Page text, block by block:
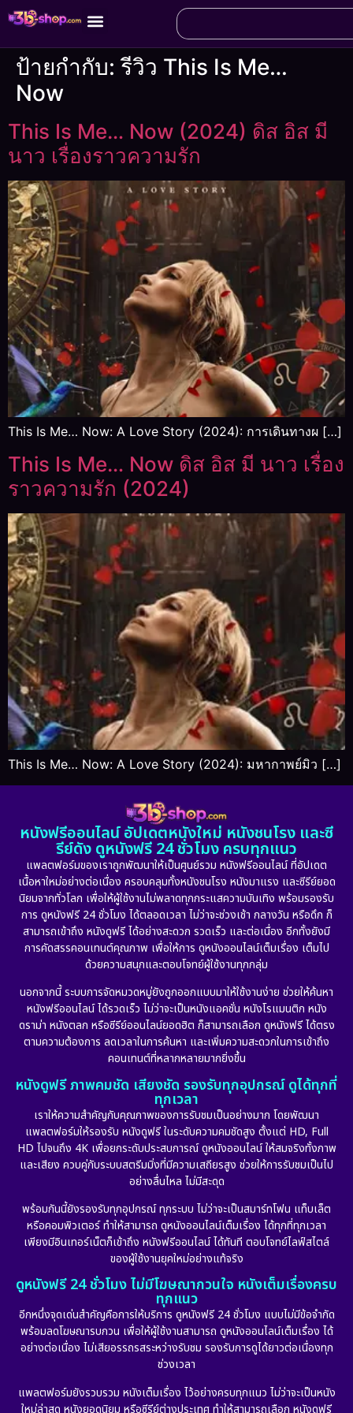
ป้ายกำกับ:รีวิว This Is Me…
Now
This Is Me… Now (2024) ดิส อิส มี
นาว เรื่องราวความรัก
This Is Me… Now: A Love Story (2024): การเดินทางผ […]
This Is Me… Now ดิส อิส มี นาว เรื่อง
ราวความรัก (2024)
This Is Me… Now: A Love Story (2024): มหากาพย์มิว […]
หนังฟรีออนไลน์ อัปเดตหนังใหม่ หนังชนโรง และซี
รีย์ดัง ดูหนังฟรี 24 ชั่วโมง ครบทุกแนว
แพลตฟอร์มของเราถูกพัฒนาให้เป็นศูนย์รวม หนังฟรีออนไลน์ ที่อัปเดต
เนื้อหาใหม่อย่างต่อเนื่อง ครอบคลุมทั้งหนังชนโรง หนังมาแรง และซีรีย์ยอด
นิยมจากทั่วโลก เพื่อให้ผู้ใช้งานไม่พลาดทุกกระแสความบันเทิง พร้อมรองรับ
การ ดูหนังฟรี 24 ชั่วโมง ได้ตลอดเวลา ไม่ว่าจะช่วงเช้า กลางวัน หรือดึก ก็
สามารถเข้าถึง หนังดูฟรี ได้อย่างสะดวก รวดเร็ว และต่อเนื่อง อีกทั้งยังมี
การคัดสรรคอนเทนต์คุณภาพ เพื่อให้การ ดูหนังออนไลน์เต็มเรื่อง เต็มไป
ด้วยความสนุกและตอบโจทย์ผู้ใช้งานทุกกลุ่ม
นอกจากนี้ ระบบการจัดหมวดหมู่ยังถูกออกแบบมาให้ใช้งานง่าย ช่วยให้ค้นหา
หนังฟรีออนไลน์ ได้รวดเร็ว ไม่ว่าจะเป็นหนังแอคชั่น หนังโรแมนติก หนัง
ดราม่า หนังตลก หรือซีรีย์ออนไลน์ยอดฮิต ก็สามารถเลือก ดูหนังฟรี ได้ตรง
ตามความต้องการ ลดเวลาในการค้นหา และเพิ่มความสะดวกในการเข้าถึง
คอนเทนต์ที่หลากหลายมากยิ่งขึ้น
หนังดูฟรี ภาพคมชัด เสียงชัด รองรับทุกอุปกรณ์ ดูได้ทุกที่
ทุกเวลา
เราให้ความสำคัญกับคุณภาพของการรับชมเป็นอย่างมาก โดยพัฒนา
แพลตฟอร์มให้รองรับ หนังดูฟรี ในระดับความคมชัดสูง ตั้งแต่ HD, Full
HD ไปจนถึง 4K เพื่อยกระดับประสบการณ์ ดูหนังออนไลน์ ให้สมจริงทั้งภาพ
และเสียง ควบคู่กับระบบสตรีมมิ่งที่มีความเสถียรสูง ช่วยให้การรับชมเป็นไป
อย่างลื่นไหล ไม่มีสะดุด
พร้อมกันนี้ยังรองรับทุกอุปกรณ์ ทุกระบบ ไม่ว่าจะเป็นสมาร์ทโฟน แท็บเล็ต
หรือคอมพิวเตอร์ ทำให้สามารถ ดูหนังออนไลน์เต็มเรื่อง ได้ทุกที่ทุกเวลา
เพียงมีอินเทอร์เน็ตก็เข้าถึง หนังฟรีออนไลน์ ได้ทันที ตอบโจทย์ไลฟ์สไตล์
ของผู้ใช้งานยุคใหม่อย่างแท้จริง
ดูหนังฟรี 24 ชั่วโมง ไม่มีโฆษณากวนใจ หนังเต็มเรื่องครบ
ทุกแนว
อีกหนึ่งจุดเด่นสำคัญคือการให้บริการ ดูหนังฟรี 24 ชั่วโมง แบบไม่มีข้อจำกัด
พร้อมลดโฆษณารบกวน เพื่อให้ผู้ใช้งานสามารถ ดูหนังออนไลน์เต็มเรื่อง ได้
อย่างต่อเนื่อง ไม่เสียอรรถรสระหว่างรับชม รองรับการดูได้ยาวต่อเนื่องทุก
ช่วงเวลา
แพลตฟอร์มยังรวบรวม หนังเต็มเรื่อง ไว้อย่างครบทุกแนว ไม่ว่าจะเป็นหนัง
ใหม่ล่าสุด หนังยอดนิยม หรือซีรีย์ต่างประเทศ ทำให้สามารถเลือก หนังดูฟรี